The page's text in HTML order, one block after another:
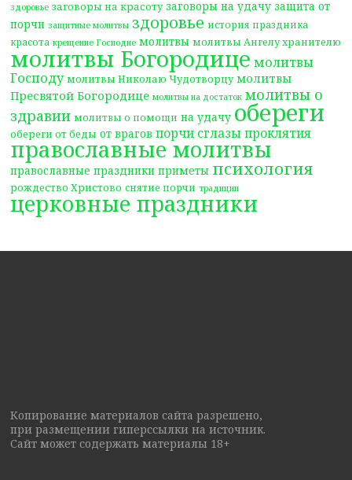
здоровье заговоры на красоту заговоры на удачу защита от
порчи защитные молитвы здоровье история праздника
красота крещение Господне молитвы молитвы Ангелу хранителю
молитвы Богородице молитвы
Господу молитвы Николаю Чудотворцу молитвы
Пресвятой Богородице молитвы на достаток молитвы о
здравии молитвы о помощи на удачу обереги
обереги от беды от врагов порчи сглазы проклятия
православные молитвы
православные праздники приметы психология
рождество Христово снятие порчи традиции
церковные праздники
Копирование материалов сайта разрешено,
при размещении гиперссылки на источник.
Сайт может содержать материалы 18+